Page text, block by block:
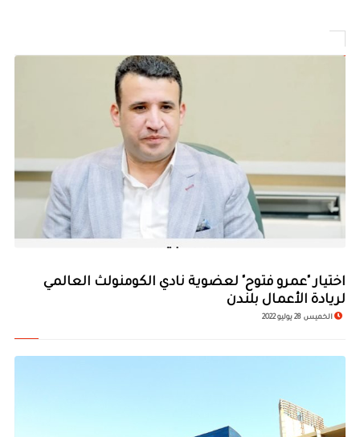
اختيار "عمرو فتوح" لعضوية نادي الكومنولث العالمي
لريادة الأعمال بلندن
الخميس 28 يوليو 2022